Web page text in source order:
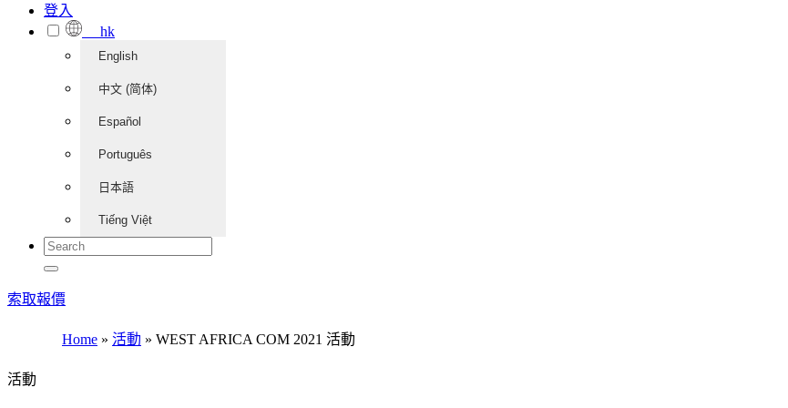
登入
hk
English
中文 (简体)
Español
Português
日本語
Tiếng Việt
索取報價
Home » 活動 » WEST AFRICA COM 2021 活動
活動